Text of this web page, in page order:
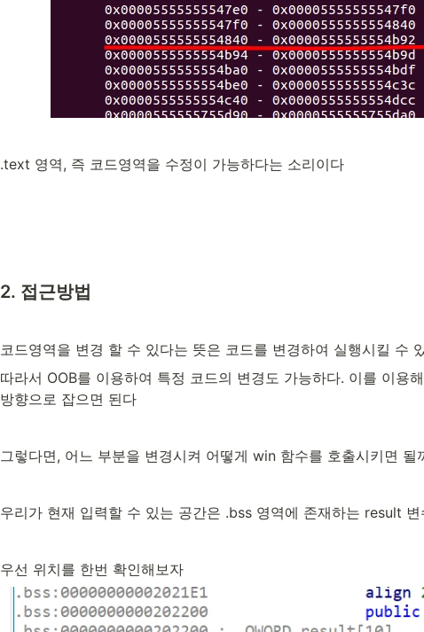
.text 영역, 즉 코드영역을 수정이 가능하다는 소리이다
2. 접근방법
코드영역을 변경 할 수 있다는 뜻은 코드를 변경하여 실행시킬 수
따라서 OOB를 이용하여 특정 코드의 변경도 가능하다. 이를 이용
방향으로 잡으면 된다
그렇다면, 어느 부분을 변경시켜 어떻게 win 함수를 호출시키면 될
우리가 현재 입력할 수 있는 공간은 .bss 영역에 존재하는 result 변
우선 위치를 한번 확인해보자